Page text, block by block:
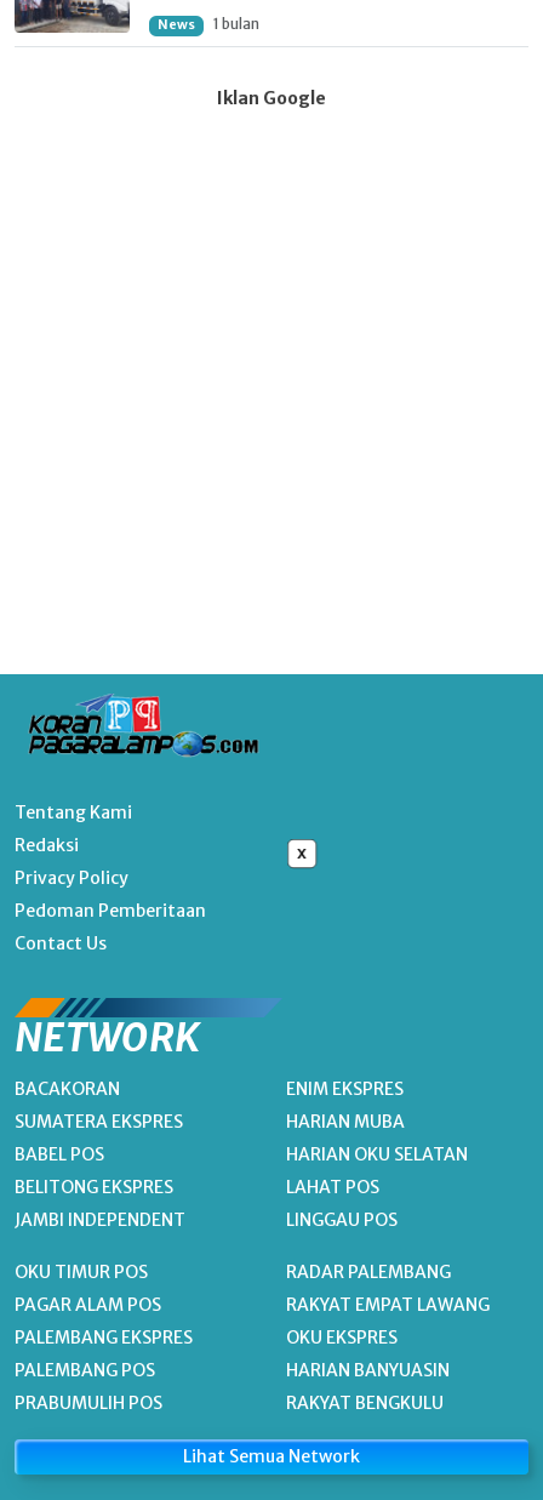
News 1 bulan
x
Iklan Google
Tentang Kami
Redaksi
Privacy Policy
Pedoman Pemberitaan
Contact Us
NETWORK
BACAKORAN
SUMATERA EKSPRES
BABEL POS
BELITONG EKSPRES
JAMBI INDEPENDENT
ENIM EKSPRES
HARIAN MUBA
HARIAN OKU SELATAN
LAHAT POS
LINGGAU POS
OKU TIMUR POS
PAGAR ALAM POS
PALEMBANG EKSPRES
PALEMBANG POS
PRABUMULIH POS
RADAR PALEMBANG
RAKYAT EMPAT LAWANG
OKU EKSPRES
HARIAN BANYUASIN
RAKYAT BENGKULU
Lihat Semua Network